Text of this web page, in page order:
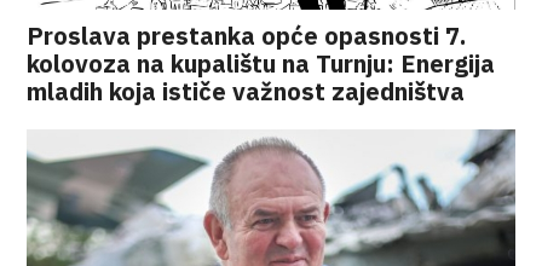
Proslava prestanka opće opasnosti 7.
kolovoza na kupalištu na Turnju: Energija
mladih koja ističe važnost zajedništva